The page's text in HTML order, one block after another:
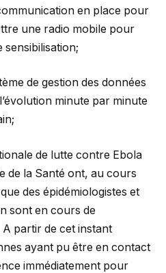
en place pour
une radio mobile pour
sensibilisation;
de gestion des données
minute par minute
de lutte contre Ebola
de la Santé ont, au cours
des épidémiologistes et
sont en cours de
partir de cet instant
ayant pu être en contact
immédiatement pour